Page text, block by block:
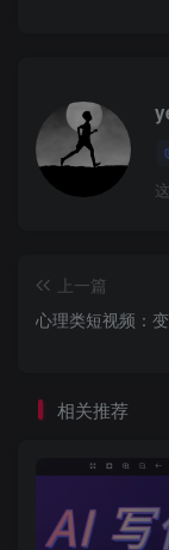
上一篇
心理类短视频：
相关推荐